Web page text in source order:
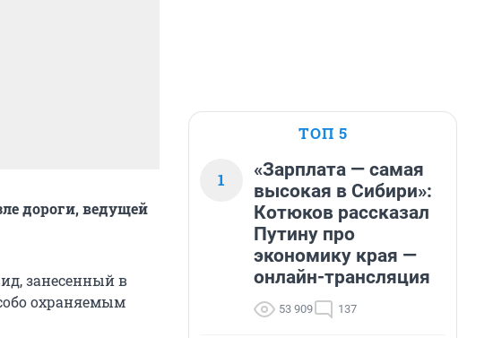
дороги, ведущей
занесенный в
охраняемым
ТОП 5
1
«Зарплата — самая
высокая в Сибири»:
Котюков рассказал
Путину про
экономику края —
онлайн-трансляция
53 909 137